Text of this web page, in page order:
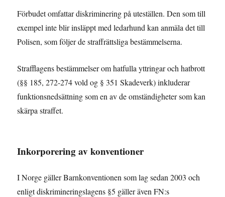
Förbudet omfattar diskriminering på uteställen. Den som till
exempel inte blir insläppt med ledarhund kan anmäla det till
Polisen, som följer de straffrättsliga bestämmelserna.
Strafflagens bestämmelser om hatfulla yttringar och hatbrott
(§§ 185, 272-274 vold og § 351 Skadeverk) inkluderar
funktionsnedsättning som en av de omständigheter som kan
skärpa straffet.
Inkorporering av konventioner
I Norge gäller Barnkonventionen som lag sedan 2003 och
enligt diskrimineringslagens §5 gäller även FN:s